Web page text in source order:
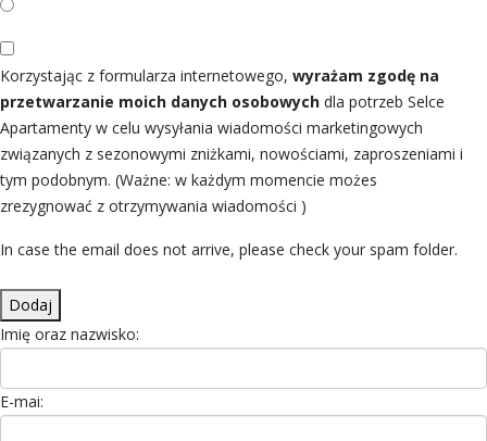
Korzystając z formularza internetowego, wyrażam zgodę na
przetwarzanie moich danych osobowych dla potrzeb Selce
Apartamenty w celu wysyłania wiadomości marketingowych
związanych z sezonowymi zniżkami, nowościami, zaproszeniami i
tym podobnym. (Ważne: w każdym momencie możes
zrezygnować z otrzymywania wiadomości )
In case the email does not arrive, please check your spam folder.
Dodaj
Imię oraz nazwisko:
E-mai: